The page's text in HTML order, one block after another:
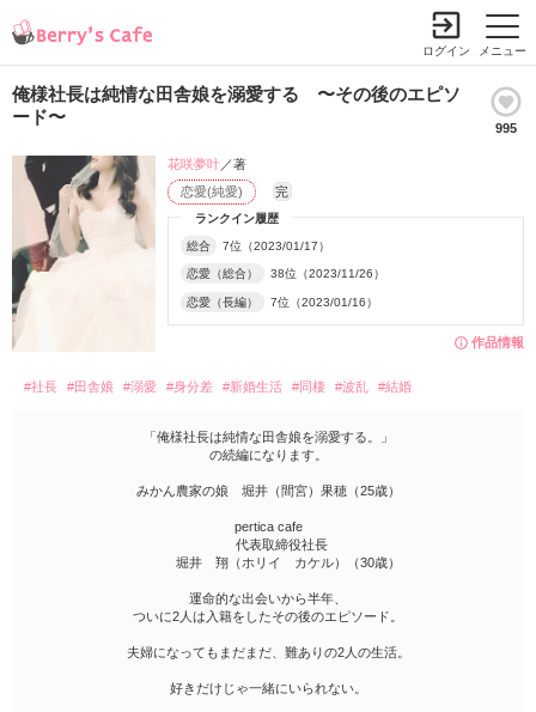
メニュー
ログイン
俺様社長は純情な田舎娘を溺愛する 〜その後のエピソ
ード〜
995
作品情報
ランクイン履歴
総合 7位（2023/01/17）
恋愛（総合） 38位（2023/11/26）
恋愛（長編） 7位（2023/01/16）
恋愛(純愛) 完
花咲夢叶／著
#社長 #田舎娘 #溺愛 #身分差 #新婚生活 #同棲 #波乱 #結婚
「俺様社長は純情な田舎娘を溺愛する。」
の続編になります。
みかん農家の娘 堀井（間宮）果穂（25歳）
pertica cafe
代表取締役社長
堀井 翔（ホリイ カケル）（30歳）
運命的な出会いから半年、
ついに2人は入籍をしたその後のエピソード。
夫婦になってもまだまだ、難ありの2人の生活。
好きだけじゃ一緒にいられない。